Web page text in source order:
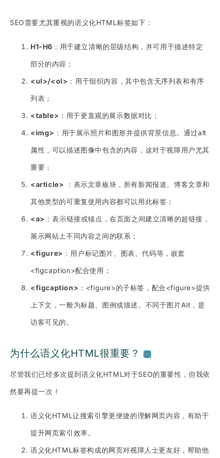
SEO需要尤其重视的语义化HTML标签如下：
H1-H6 ：用于建立清晰的层级结构，并可用于描述特定
部分的内容；
<ul>/<ol> ：用于组织内容，其中包含无序列表和有序
列表；
<table> ：用于更直观的展示数据对比；
<img> ：用于展示照片和图形并提供背景信息。通过alt
属性，可以描述图像中包含的内容，这对于视障用户尤其
重要；
<article> ：表示文章板块，所有新闻报道、博客文章和
其他类型的可重复使用内容都可以用此标签；
<a> ：表示链接或锚点，在页面之间建立清晰的超链接，
展示网站上不同内容之间的联系；
<figure> ：用户标记图片、图表、代码等，嵌套
<figcaption>配合使用；
<figcaption> ：<figure>的子标签，配合<figure>提供
上下文，一般为标题、图例或描述。不同于图片Alt，是
访客可见的。
为什么语义化HTML很重要？
尽管我们已经多次提到语义化HTML对于SEO的重要性，但我依
然要再提一次！
语义化HTML让搜索引擎更便捷的理解网页内容，有助于
提升网页索引效率。
语义化HTML标签构成的网页对视障人士更友好，帮助他